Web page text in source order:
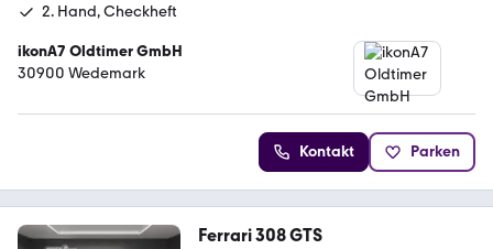
2. Hand, Checkheft
ikonA7 Oldtimer GmbH
30900 Wedemark
Kontakt Parken
Ferrari 308 GTS